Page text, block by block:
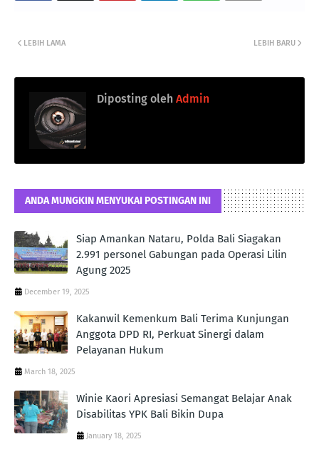
LEBIH BARU
LEBIH LAMA
Diposting oleh Admin
ANDA MUNGKIN MENYUKAI POSTINGAN INI
Siap Amankan Nataru, Polda Bali Siagakan
2.991 personel Gabungan pada Operasi Lilin
Agung 2025
December 19, 2025
Kakanwil Kemenkum Bali Terima Kunjungan
Anggota DPD RI, Perkuat Sinergi dalam
Pelayanan Hukum
March 18, 2025
Winie Kaori Apresiasi Semangat Belajar Anak
Disabilitas YPK Bali Bikin Dupa
January 18, 2025